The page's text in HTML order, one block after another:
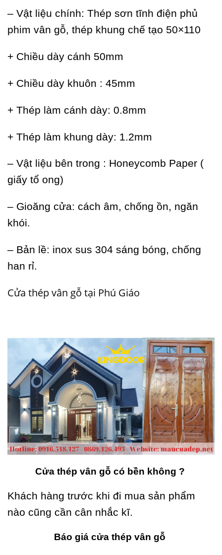
– Vật liệu chính: Thép sơn tĩnh điện phủ
phim vân gỗ, thép khung chế tạo 50×110
+ Chiều dày cánh 50mm
+ Chiều dày khuôn : 45mm
+ Thép làm cánh dày: 0.8mm
+ Thép làm khung dày: 1.2mm
– Vật liệu bên trong : Honeycomb Paper (
giấy tổ ong)
– Gioăng cửa: cách âm, chống ồn, ngăn
khói.
– Bản lề: inox sus 304 sáng bóng, chống
han rỉ.
Cửa thép vân gỗ tại Phú Giáo
Cửa thép vân gỗ có bền không ?
Khách hàng trước khi đi mua sản phẩm
nào cũng cần cân nhắc kĩ.
Báo giá cửa thép vân gỗ